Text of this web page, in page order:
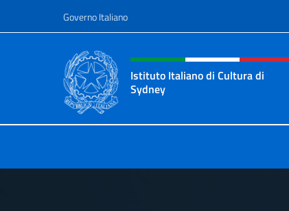
Governo Italiano
Intestazione sito, social
Istituto Italiano di Cultura di
Sydney